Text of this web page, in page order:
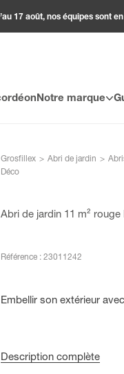
17 août, nos équipes sont
Notre marque
Grosfillex > Abri de jardin >
Déco
Abri de jardin 11 m²
Référence : 23011242
Embellir son extérieur
Description complète